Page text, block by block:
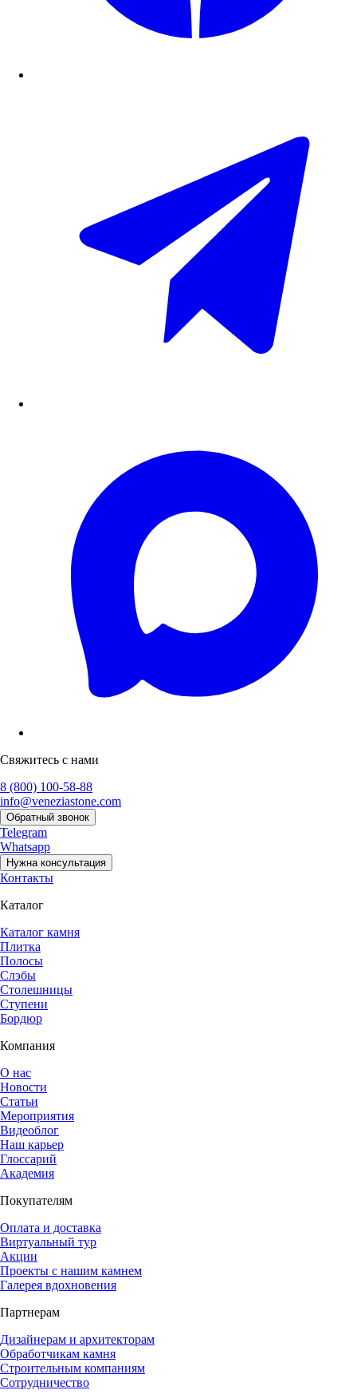
Свяжитесь с нами
8 (800) 100-58-88
info@veneziastone.com
Обратный звонок
Telegram
Whatsapp
Нужна консультация
Контакты
Каталог
Каталог камня
Плитка
Полосы
Слэбы
Столешницы
Ступени
Бордюр
Компания
О нас
Новости
Статьи
Мероприятия
Видеоблог
Наш карьер
Глоссарий
Академия
Покупателям
Оплата и доставка
Виртуальный тур
Акции
Проекты с нашим камнем
Галерея вдохновения
Партнерам
Дизайнерам и архитекторам
Обработчикам камня
Строительным компаниям
Сотрудничество